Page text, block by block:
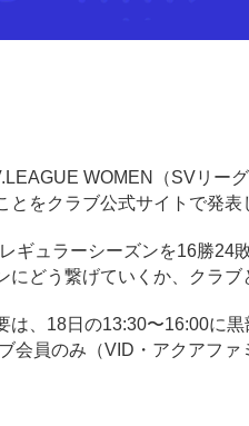
WOMEN（SVリー
をクラブ公式サイトで発表
ギュラーシーズンを16勝24
にどう繋げていくか、クラブ
、18日の13:30〜16:00に
会員のみ（VID・アクアファ